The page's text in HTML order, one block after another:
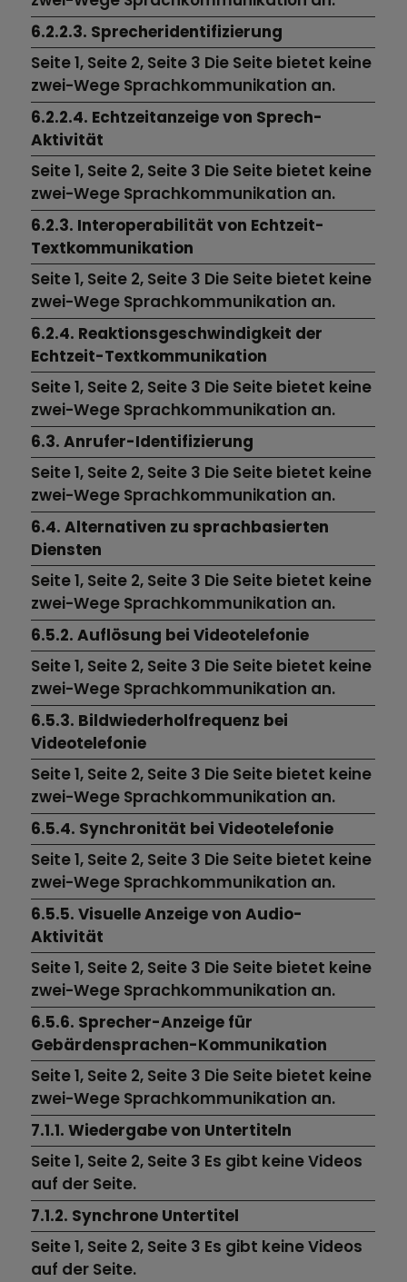
6.2.2.3. Sprecheridentifizierung
Seite 1, Seite 2, Seite 3 Die Seite bietet keine
zwei-Wege Sprachkommunikation an.
6.2.2.4. Echtzeitanzeige von Sprech-
Aktivität
Seite 1, Seite 2, Seite 3 Die Seite bietet keine
zwei-Wege Sprachkommunikation an.
6.2.3. Interoperabilität von Echtzeit-
Textkommunikation
Seite 1, Seite 2, Seite 3 Die Seite bietet keine
zwei-Wege Sprachkommunikation an.
6.2.4. Reaktionsgeschwindigkeit der
Echtzeit-Textkommunikation
Seite 1, Seite 2, Seite 3 Die Seite bietet keine
zwei-Wege Sprachkommunikation an.
6.3. Anrufer-Identifizierung
Seite 1, Seite 2, Seite 3 Die Seite bietet keine
zwei-Wege Sprachkommunikation an.
6.4. Alternativen zu sprachbasierten
Diensten
Seite 1, Seite 2, Seite 3 Die Seite bietet keine
zwei-Wege Sprachkommunikation an.
6.5.2. Auflösung bei Videotelefonie
Seite 1, Seite 2, Seite 3 Die Seite bietet keine
zwei-Wege Sprachkommunikation an.
6.5.3. Bildwiederholfrequenz bei
Videotelefonie
Seite 1, Seite 2, Seite 3 Die Seite bietet keine
zwei-Wege Sprachkommunikation an.
6.5.4. Synchronität bei Videotelefonie
Seite 1, Seite 2, Seite 3 Die Seite bietet keine
zwei-Wege Sprachkommunikation an.
6.5.5. Visuelle Anzeige von Audio-
Aktivität
Seite 1, Seite 2, Seite 3 Die Seite bietet keine
zwei-Wege Sprachkommunikation an.
6.5.6. Sprecher-Anzeige für
Gebärdensprachen-Kommunikation
Seite 1, Seite 2, Seite 3 Die Seite bietet keine
zwei-Wege Sprachkommunikation an.
7.1.1. Wiedergabe von Untertiteln
Seite 1, Seite 2, Seite 3 Es gibt keine Videos
auf der Seite.
7.1.2. Synchrone Untertitel
Seite 1, Seite 2, Seite 3 Es gibt keine Videos
auf der Seite.